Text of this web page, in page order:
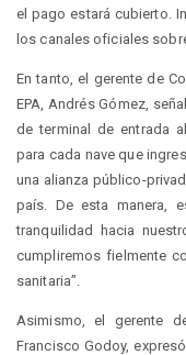
el pago estará cubierto.
los canales oficiales
En tanto, el gerente de
EPA, Andrés Gómez,
de terminal de entrada
para cada nave que
una alianza público-
país. De esta manera,
tranquilidad hacia
cumpliremos fielmente
sanitaria”.
Asimismo, el gerente
Francisco Godoy,